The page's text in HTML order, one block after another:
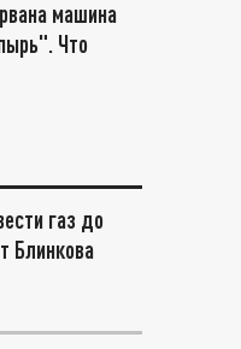
машина
Что
газ до
Блинкова